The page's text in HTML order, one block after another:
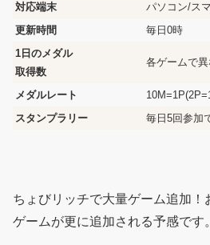
対応端末
パソコン/ス
更新時間
毎日0時
1日のメダル
取得数
各ゲームで異
メダルレート
スタンプラリー
毎日5回参加
ちょびリッチで大量ゲーム追加！
ゲームが更に追加される予感です。